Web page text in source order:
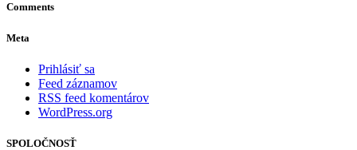
Comments
Meta
Prihlásiť sa
Feed záznamov
RSS feed komentárov
WordPress.org
SPOLOČNOSŤ